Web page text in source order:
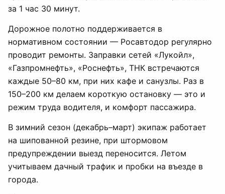
за 1 час 30 минут.
Дорожное полотно поддерживается в
нормативном состоянии — Росавтодор регулярно
проводит ремонты. Заправки сетей «Лукойл»,
«Газпромнефть», «Роснефть», ТНК встречаются
каждые 50–80 км, при них кафе и санузлы. Раз в
150–200 км делаем короткую остановку — это и
режим труда водителя, и комфорт пассажира.
В зимний сезон (декабрь–март) экипаж работает
на шипованной резине, при штормовом
предупреждении выезд переносится. Летом
учитываем дачный трафик и пробки на въезде в
города.